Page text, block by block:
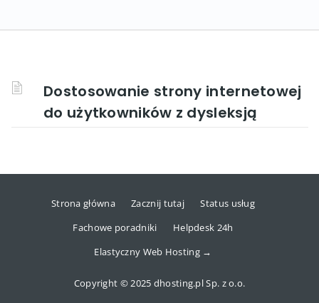
Dostosowanie strony internetowej
do użytkowników z dysleksją
Strona główna Zacznij tutaj
Status usług
Fachowe poradniki
Helpdesk 24h
Elastyczny Web Hosting →
Copyright © 2025 dhosting.pl Sp. z o.o.